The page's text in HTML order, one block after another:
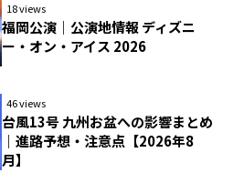
18 views
福岡公演｜公演地情報 ディズニ
ー・オン・アイス 2026
46 views
台風13号 九州お盆への影響まとめ
｜進路予想・注意点【2026年8
月】